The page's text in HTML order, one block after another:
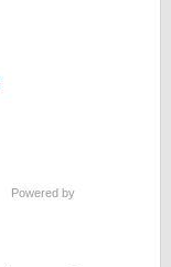
Powered by